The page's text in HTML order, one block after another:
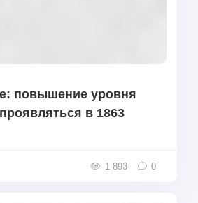
повышение уровня
в 1863
1 893 0